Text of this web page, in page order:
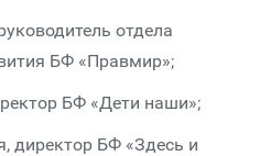
отдела
БФ «Правмир»;
БФ «Дети наши»;
директор БФ «Здесь и